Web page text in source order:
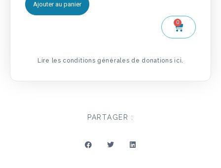
Ajouter au panier
0
Lire les conditions générales de donations ici.
PARTAGER :